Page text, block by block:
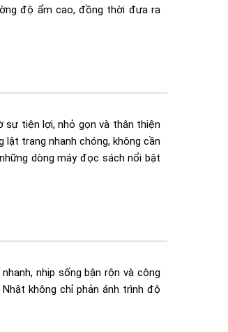
độ ẩm cao, đồng thời đưa ra
sự tiện lợi, nhỏ gọn và thân thiện
trang nhanh chóng, không cần
dòng máy đọc sách nổi bật
nhịp sống bận rộn và công
không chỉ phản ánh trình độ